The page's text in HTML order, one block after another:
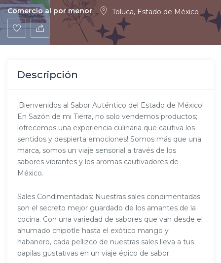
Comercio al por menor
Toluca, Estado de México
Descripción
¡Bienvenidos al Sabor Auténtico del Estado de México!
En Sazón de mi Tierra, no solo vendemos productos;
¡ofrecemos una experiencia culinaria que cautiva los
sentidos y despierta emociones! Somos más que una
marca, somos un viaje sensorial a través de los
sabores vibrantes y los aromas cautivadores de
México.
Sales Condimentadas: Nuestras sales condimentadas
son el secreto mejor guardado de los amantes de la
cocina. Con una variedad de sabores que van desde el
ahumado chipotle hasta el exótico mango y
habanero, cada pellizco de nuestras sales lleva a tus
papilas gustativas en un viaje épico de sabor.